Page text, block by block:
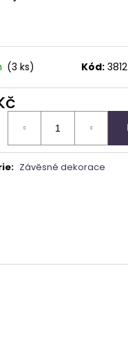
(3 ks) Kód: 3812
: Závěsné dekorace